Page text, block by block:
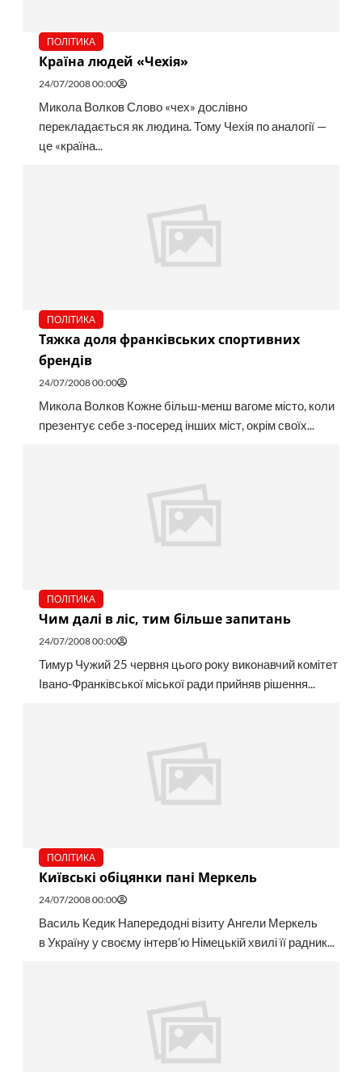
ПОЛІТИКА
Країна людей «Чехія»
24/07/2008 00:00
Микола Волков Слово «чех» дослівно
перекладається як людина. Тому Чехія по аналогії —
це «країна...
ПОЛІТИКА
Тяжка доля франківських спортивних
брендів
24/07/2008 00:00
Микола Волков Кожне більш-менш вагоме місто, коли
презентує себе з-посеред інших міст, окрім своїх...
ПОЛІТИКА
Чим далі в ліс, тим більше запитань
24/07/2008 00:00
Тимур Чужий 25 червня цього року виконавчий комітет
Івано-Франківської міської ради прийняв рішення...
ПОЛІТИКА
Київські обіцянки пані Меркель
24/07/2008 00:00
Василь Кедик Напередодні візиту Ангели Меркель
в Україну у своєму інтерв’ю Німецькій хвилі її радник...